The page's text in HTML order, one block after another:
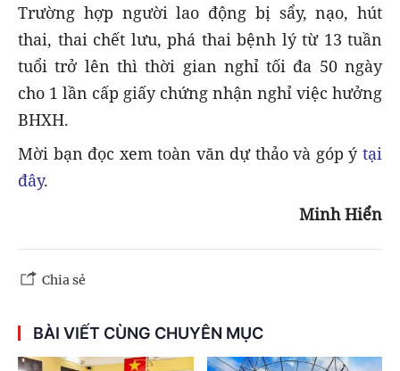
Trường hợp người lao động bị sẩy, nạo, hút
thai, thai chết lưu, phá thai bệnh lý từ 13 tuần
tuổi trở lên thì thời gian nghỉ tối đa 50 ngày
cho 1 lần cấp giấy chứng nhận nghỉ việc hưởng
BHXH.
Mời bạn đọc xem toàn văn dự thảo và góp ý tại
đây.
Minh Hiển
Chia sẻ
BÀI VIẾT CÙNG CHUYÊN MỤC